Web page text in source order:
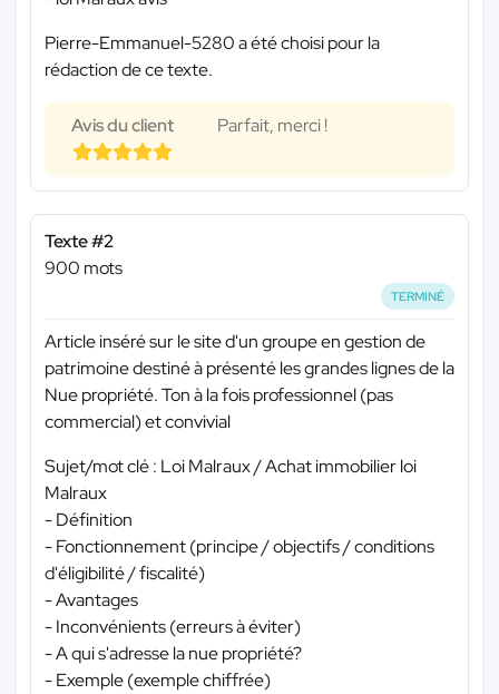
Pierre-Emmanuel-5280 a été choisi pour la
rédaction de ce texte.
Avis du client Parfait, merci !
Texte #2
900 mots
TERMINÉ
Article inséré sur le site d'un groupe en gestion de
patrimoine destiné à présenté les grandes lignes de la
Nue propriété. Ton à la fois professionnel (pas
commercial) et convivial
Sujet/mot clé : Loi Malraux / Achat immobilier loi
Malraux
- Définition
- Fonctionnement (principe / objectifs / conditions
d'éligibilité / fiscalité)
- Avantages
- Inconvénients (erreurs à éviter)
- A qui s'adresse la nue propriété?
- Exemple (exemple chiffrée)